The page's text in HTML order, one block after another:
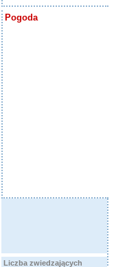
Pogoda
Liczba zwiedzających